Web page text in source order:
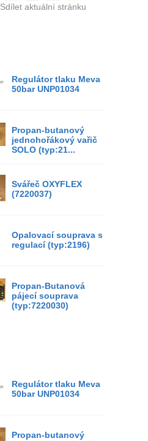
Sdílet aktuální stránku
Regulátor tlaku Meva
50bar UNP01034
Propan-butanový
jednohořákový vařič
SOLO (typ:21...
Svářeč OXYFLEX
(7220037)
Opalovací souprava s
regulací (typ:2196)
Propan-Butanová
pájecí souprava
(typ:7220030)
Regulátor tlaku Meva
50bar UNP01034
Propan-butanový